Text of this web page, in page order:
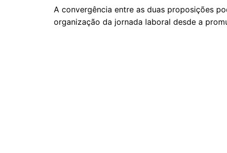
A convergência entre as duas proposições
organização da jornada laboral desde a